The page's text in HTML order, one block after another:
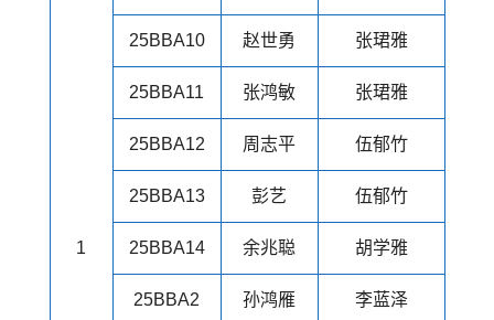
1
25BBA10 赵世勇 张珺雅
25BBA11 张鸿敏 张珺雅
25BBA12 周志平 伍郁竹
25BBA13 彭艺 伍郁竹
25BBA14 余兆聪 胡学雅
25BBA2 孙鸿雁 李蓝泽